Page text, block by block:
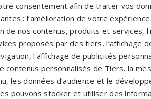
La chartre sur le
La Suze-sur-
Belin
Le Mans →
consentement afin de traiter vos
: l’amélioration de votre
de nos contenus, produits et services,
proposés par des tiers, l’affichage
l'affichage de publicités
contenus personnalisés de Tiers, la
les données d’audience et le
pouvons stocker et utiliser des